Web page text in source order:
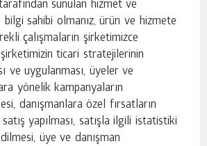
sunulan hizmet ve
sahibi olmanız, ürün ve hizmete
çalışmaların şirketimizce
şirketimizin ticari stratejilerinin
ve uygulanması, üyeler ve
yönelik kampanyaların
danışmanlara özel fırsatların
satış yapılması, satışla ilgili istatistiki
üye ve danışman